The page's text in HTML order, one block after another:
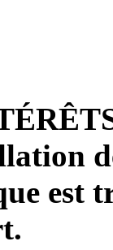
est